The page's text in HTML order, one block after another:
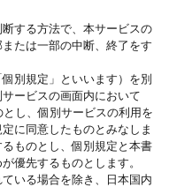
する方法で、本サービスの
たは一部の中断、終了をす
別規定」といいます）を別
ービスの画面内において
し、個別サービスの利用を
に同意したものとみなしま
ものとし、個別規定と本書
優先するものとします。
いる場合を除き、日本国内